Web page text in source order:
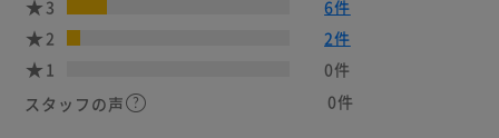
3
6件
2
2件
1
0件
スタッフの声
0件